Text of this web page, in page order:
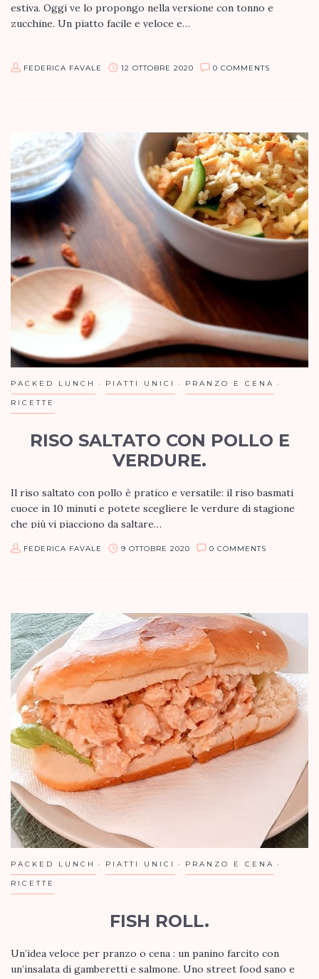
estiva. Oggi ve lo propongo nella versione con tonno e
zucchine. Un piatto facile e veloce e…
FEDERICA FAVALE 12 OTTOBRE 2020 0 COMMENTS
PACKED LUNCH PIATTI UNICI PRANZO E CENA
RICETTE
RISO SALTATO CON POLLO E
VERDURE.
Il riso saltato con pollo è pratico e versatile: il riso basmati
cuoce in 10 minuti e potete scegliere le verdure di stagione
che più vi piacciono da saltare…
FEDERICA FAVALE 9 OTTOBRE 2020 0 COMMENTS
PACKED LUNCH PIATTI UNICI PRANZO E CENA
RICETTE
FISH ROLL.
Un’idea veloce per pranzo o cena : un panino farcito con
un’insalata di gamberetti e salmone. Uno street food sano e